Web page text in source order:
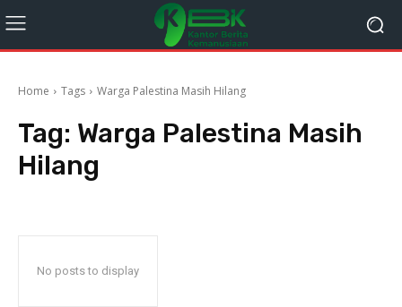
Home Tags Warga Palestina Masih Hilang
Tag: Warga Palestina Masih
Hilang
No posts to display